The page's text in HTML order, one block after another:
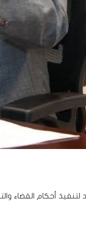
لتنفيذ أحكام القضاء